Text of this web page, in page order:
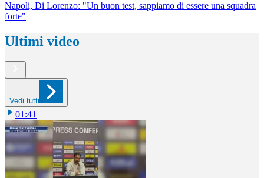
Napoli, Di Lorenzo: "Un buon test, sappiamo di essere una squadra
forte"
Ultimi video
Vedi tutti
01:41